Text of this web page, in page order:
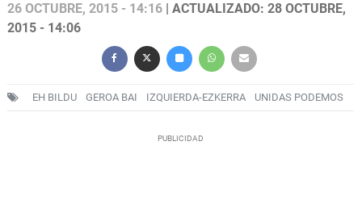
26 OCTUBRE, 2015 - 14:16 | ACTUALIZADO: 28 OCTUBRE,
2015 - 14:06
EH BILDU GEROA BAI IZQUIERDA-EZKERRA UNIDAS PODEMOS